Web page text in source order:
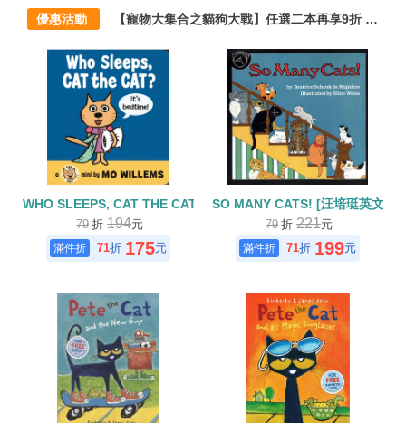
優惠活動 【寵物大集合之貓狗大戰】任選二本再享9折 1/20-4/30
WHO SLEEPS, CAT THE CAT? /硬頁書
79 折 194元
71折 175元
SO MANY CATS! [汪培珽英文
79 折 221元
71折 199元